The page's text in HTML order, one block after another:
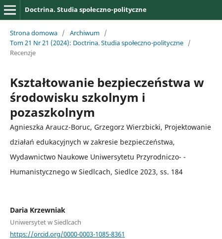
Doctrina. Studia społeczno-polityczne
Strona domowa / Archiwum /
Tom 21 Nr 21 (2024): Doctrina. Studia społeczno-polityczne /
Recenzje
Kształtowanie bezpieczeństwa w
środowisku szkolnym i
pozaszkolnym
Agnieszka Araucz-Boruc, Grzegorz Wierzbicki, Projektowanie
działań edukacyjnych w zakresie bezpieczeństwa,
Wydawnictwo Naukowe Uniwersytetu Przyrodniczo- -
Humanistycznego w Siedlcach, Siedlce 2023, ss. 184
Daria Krzewniak
Uniwersytet w Siedlcach
https://orcid.org/0000-0003-1085-8361